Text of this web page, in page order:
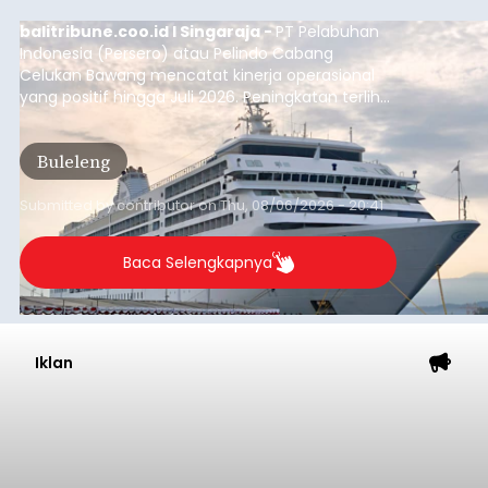
balitribune.coo.id I Singaraja -PT Pelabuhan
Indonesia (Persero) atau Pelindo Cabang
Celukan Bawang mencatat kinerja operasional
yang positif hingga Juli 2026. Peningkatan terlihat
dari arus kapal yang mencapai 1,48 juta Gross
Tonnage (GT), atau tumbuh 12,4 persen
dibandingkan periode yang sama tahun lalu
yang tercatat sebesar 1,32 juta GT.
Buleleng
Submitted bycontributoronThu, 08/06/2026 - 20:41
Baca Selengkapnya
Iklan